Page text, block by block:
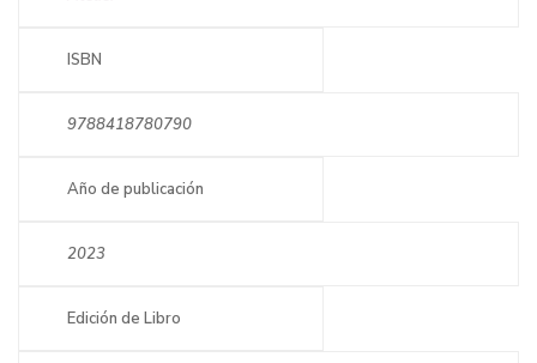
ISBN
9788418780790
Año de publicación
2023
Edición de Libro